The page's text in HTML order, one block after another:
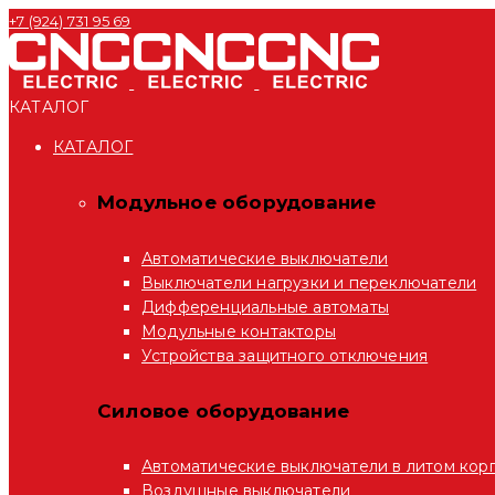
+7 (924) 731 95 69
КАТАЛОГ
КАТАЛОГ
Модульное оборудование
Автоматические выключатели
Выключатели нагрузки и переключатели
Дифференциальные автоматы
Модульные контакторы
Устройства защитного отключения
Силовое оборудование
Автоматические выключатели в литом
Воздушные выключатели